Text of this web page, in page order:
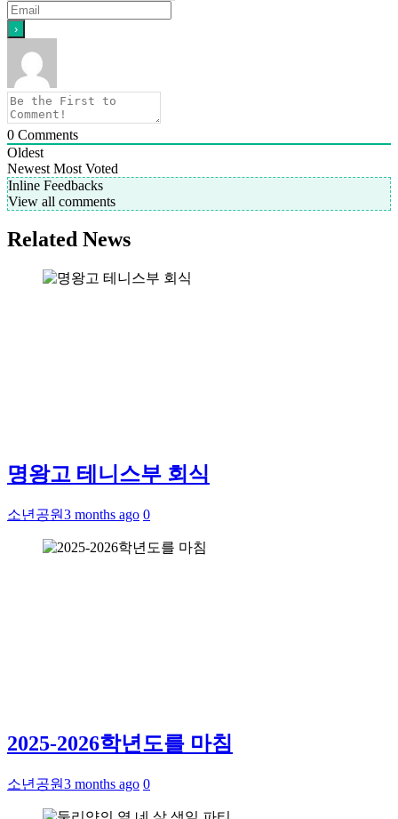
0 Comments
Oldest
Newest Most Voted
Inline Feedbacks
View all comments
Related News
명왕고 테니스부 회식
소년공원3 months ago 0
2025-2026학년도를 마침
소년공원3 months ago 0